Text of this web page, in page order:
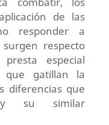
de las
responder a
respecto
especial
que gatillan la
diferencias que
su similar